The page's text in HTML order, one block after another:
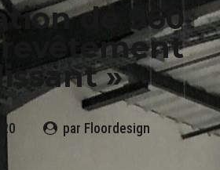
de 960
»
par Floordesign